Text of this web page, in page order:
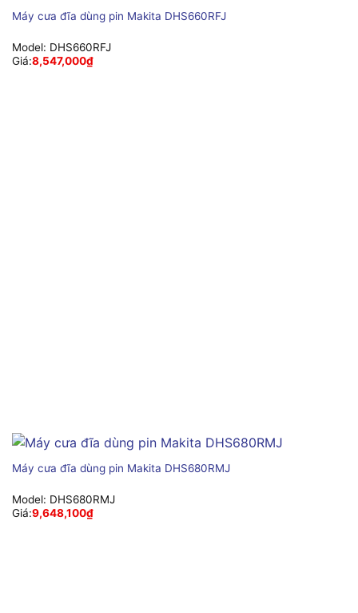
Máy cưa đĩa dùng pin Makita DHS660RFJ
Model: DHS660RFJ
Giá:8,547,000₫
Máy cưa đĩa dùng pin Makita DHS680RMJ
Model: DHS680RMJ
Giá:9,648,100₫